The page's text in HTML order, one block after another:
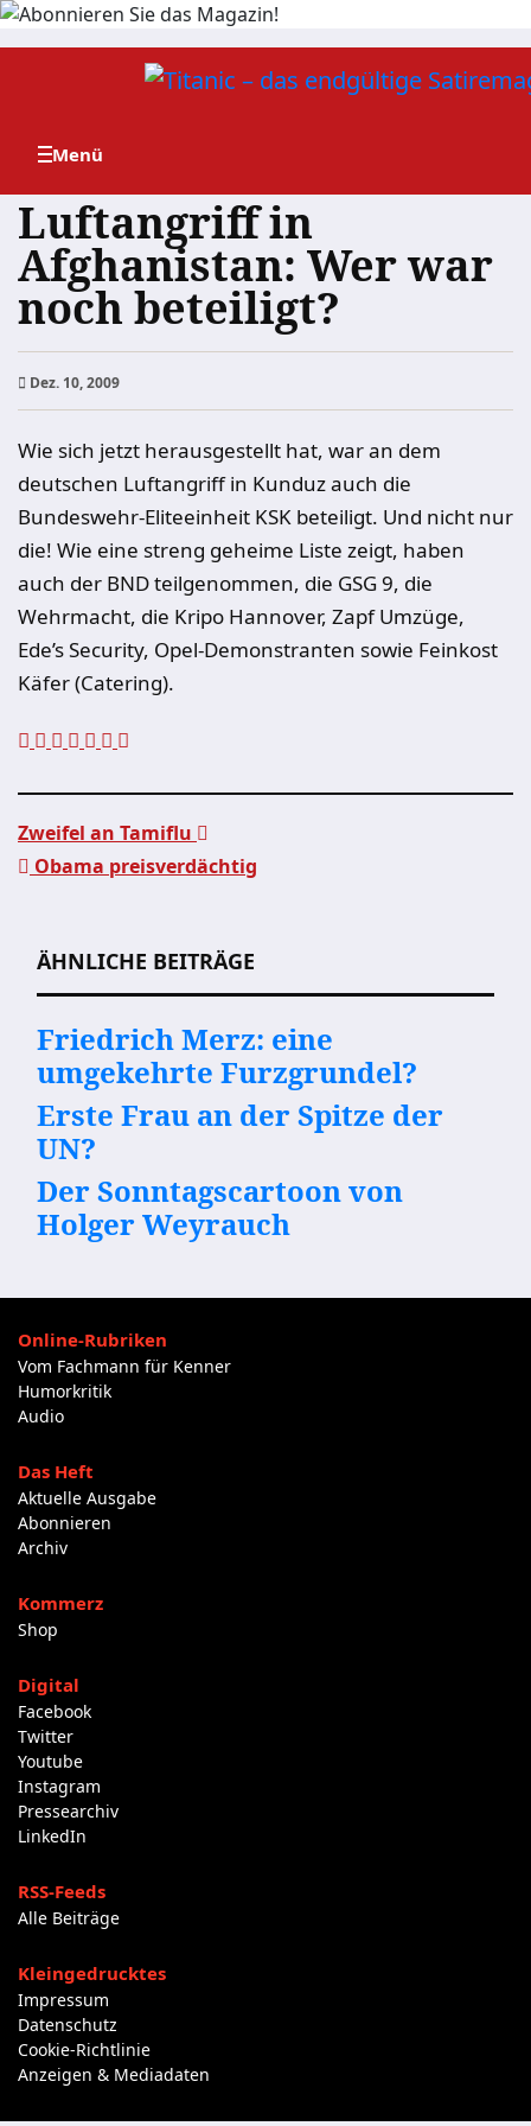
Zum
Luftangriff in
Afghanistan: Wer war
noch beteiligt?
Dez. 10, 2009
Wie sich jetzt herausgestellt hat, war an dem
deutschen Luftangriff in Kunduz auch die
Bundeswehr-Eliteeinheit KSK beteiligt. Und nicht nur
die! Wie eine streng geheime Liste zeigt, haben
auch der BND teilgenommen, die GSG 9, die
Wehrmacht, die Kripo Hannover, Zapf Umzüge,
Ede’s Security, Opel-Demonstranten sowie Feinkost
Käfer (Catering).
Zweifel an Tamiflu
Obama preisverdächtig
ÄHNLICHE BEITRÄGE
Friedrich Merz: eine
umgekehrte Furzgrundel?
Erste Frau an der Spitze der
UN?
Der Sonntagscartoon von
Holger Weyrauch
Online-Rubriken
Vom Fachmann für Kenner
Humorkritik
Audio
Das Heft
Aktuelle Ausgabe
Abonnieren
Archiv
Kommerz
Shop
Digital
Facebook
Twitter
Youtube
Instagram
Pressearchiv
LinkedIn
RSS-Feeds
Alle Beiträge
Kleingedrucktes
Impressum
Datenschutz
Cookie-Richtlinie
Anzeigen & Mediadaten